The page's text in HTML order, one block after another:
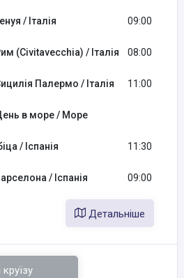
/ Італія 09:00
(Civitavecchia) / Італія 08:00
Палермо / Італія 11:00
в море / Море
/ Іспанія 11:30
/ Іспанія 09:00
Детальніше